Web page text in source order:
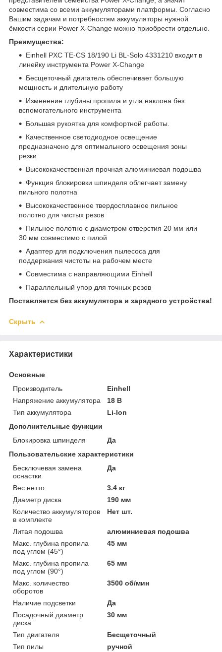
совместима со всеми аккумуляторами платформы. Согласно
Вашим задачам и потребностям аккумуляторы нужной
ёмкости серии Power X-Change можно приобрести отдельно.
Преимущества:
Einhell PXC TE-CS 18/190 Li BL-Solo 4331210 входит в
линейку инструмента Power X-Change
Бесщеточный двигатель обеспечивает большую
мощность и длительную работу
Изменение глубины пропила и угла наклона без
вспомогательного инструмента
Большая рукоятка для комфортной работы.
Качественное светодиодное освещение
предназначено для оптимального освещения зоны
резки
Высококачественная прочная алюминиевая подошва
Функция блокировки шпинделя облегчает замену
пильного полотна
Высококачественное твердосплавное пильное
полотно для чистых резов
Пильное полотно с диаметром отверстия 20 мм или
30 мм совместимо с пилой
Адаптер для подключения пылесоса для
поддержания чистоты на рабочем месте
Совместима с направляющими Einhell
Параллельный упор для точных резов
Поставляется без аккумулятора и зарядного устройства!
Скрыть
Характеристики
Основные
Производитель
Einhell
Напряжение аккумулятора
18 В
Тип аккумулятора
Li-Ion
Дополнительные функции
Блокировка шпинделя
Да
Пользовательские характеристики
Бесключевая замена
оснастки
Да
Вес нетто
3.4 кг
Диаметр диска
190 мм
Количество аккумуляторов
в комплекте
Нет шт.
Литая подошва
алюминиевая подошва
Макс. глубина пропила
под углом (45°)
45 мм
Макс. глубина пропила
под углом (90°)
65 мм
Макс. количество
оборотов
3500 об/мин
Наличие подсветки
Да
Посадочный диаметр
диска
30 мм
Тип двигателя
Бесщеточный
Тип пилы
ручной